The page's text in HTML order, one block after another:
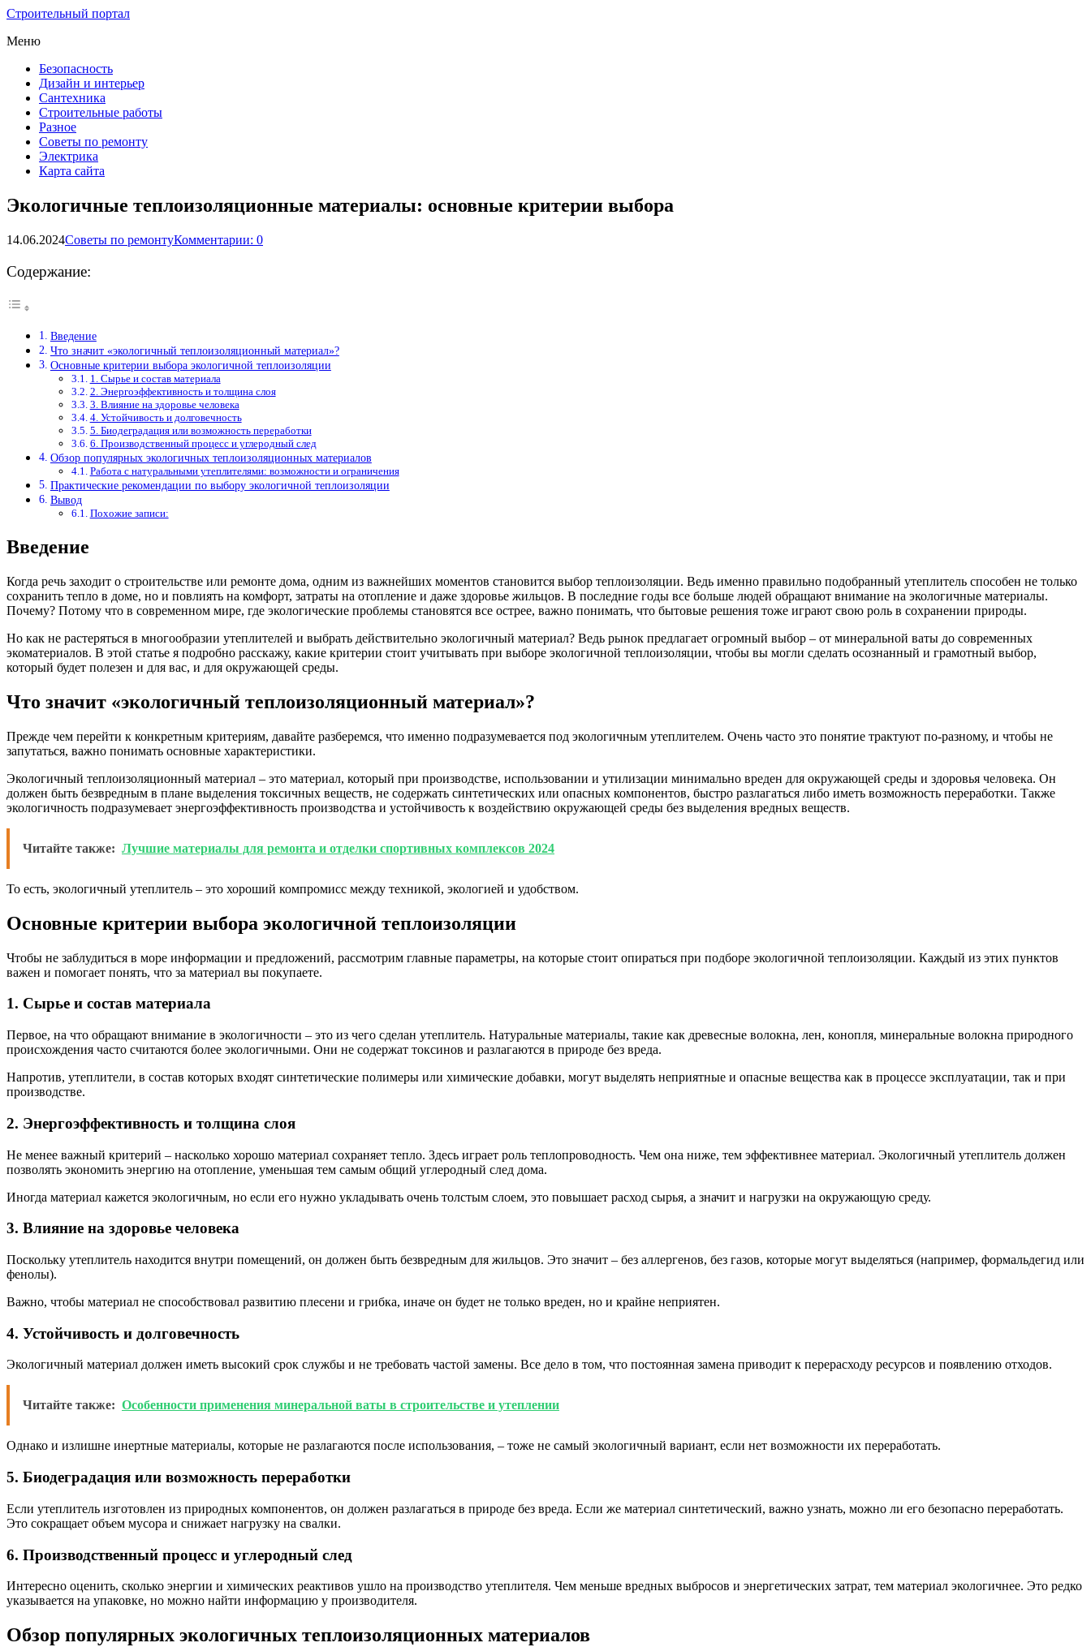
Строительный портал
Меню
Безопасность
Дизайн и интерьер
Сантехника
Строительные работы
Разное
Советы по ремонту
Электрика
Карта сайта
Экологичные теплоизоляционные материалы: основные критерии выбора
14.06.2024Советы по ремонтуКомментарии: 0
Содержание:
Введение
Что значит «экологичный теплоизоляционный материал»?
Основные критерии выбора экологичной теплоизоляции
1. Сырье и состав материала
2. Энергоэффективность и толщина слоя
3. Влияние на здоровье человека
4. Устойчивость и долговечность
5. Биодеградация или возможность переработки
6. Производственный процесс и углеродный след
Обзор популярных экологичных теплоизоляционных материалов
Работа с натуральными утеплителями: возможности и ограничения
Практические рекомендации по выбору экологичной теплоизоляции
Вывод
Похожие записи:
Введение
Когда речь заходит о строительстве или ремонте дома, одним из важнейших моментов становится выбор теплоизоляции. Ведь именно правильно подобранный утеплитель способен не только
сохранить тепло в доме, но и повлиять на комфорт, затраты на отопление и даже здоровье жильцов. В последние годы все больше людей обращают внимание на экологичные материалы.
Почему? Потому что в современном мире, где экологические проблемы становятся все острее, важно понимать, что бытовые решения тоже играют свою роль в сохранении природы.
Но как не растеряться в многообразии утеплителей и выбрать действительно экологичный материал? Ведь рынок предлагает огромный выбор – от минеральной ваты до современных
экоматериалов. В этой статье я подробно расскажу, какие критерии стоит учитывать при выборе экологичной теплоизоляции, чтобы вы могли сделать осознанный и грамотный выбор,
который будет полезен и для вас, и для окружающей среды.
Что значит «экологичный теплоизоляционный материал»?
Прежде чем перейти к конкретным критериям, давайте разберемся, что именно подразумевается под экологичным утеплителем. Очень часто это понятие трактуют по-разному, и чтобы не
запутаться, важно понимать основные характеристики.
Экологичный теплоизоляционный материал – это материал, который при производстве, использовании и утилизации минимально вреден для окружающей среды и здоровья человека. Он
должен быть безвредным в плане выделения токсичных веществ, не содержать синтетических или опасных компонентов, быстро разлагаться либо иметь возможность переработки. Также
экологичность подразумевает энергоэффективность производства и устойчивость к воздействию окружающей среды без выделения вредных веществ.
Читайте также: Лучшие материалы для ремонта и отделки спортивных комплексов 2024
То есть, экологичный утеплитель – это хороший компромисс между техникой, экологией и удобством.
Основные критерии выбора экологичной теплоизоляции
Чтобы не заблудиться в море информации и предложений, рассмотрим главные параметры, на которые стоит опираться при подборе экологичной теплоизоляции. Каждый из этих пунктов
важен и помогает понять, что за материал вы покупаете.
1. Сырье и состав материала
Первое, на что обращают внимание в экологичности – это из чего сделан утеплитель. Натуральные материалы, такие как древесные волокна, лен, конопля, минеральные волокна природного
происхождения часто считаются более экологичными. Они не содержат токсинов и разлагаются в природе без вреда.
Напротив, утеплители, в состав которых входят синтетические полимеры или химические добавки, могут выделять неприятные и опасные вещества как в процессе эксплуатации, так и при
производстве.
2. Энергоэффективность и толщина слоя
Не менее важный критерий – насколько хорошо материал сохраняет тепло. Здесь играет роль теплопроводность. Чем она ниже, тем эффективнее материал. Экологичный утеплитель должен
позволять экономить энергию на отопление, уменьшая тем самым общий углеродный след дома.
Иногда материал кажется экологичным, но если его нужно укладывать очень толстым слоем, это повышает расход сырья, а значит и нагрузки на окружающую среду.
3. Влияние на здоровье человека
Поскольку утеплитель находится внутри помещений, он должен быть безвредным для жильцов. Это значит – без аллергенов, без газов, которые могут выделяться (например, формальдегид или
фенолы).
Важно, чтобы материал не способствовал развитию плесени и грибка, иначе он будет не только вреден, но и крайне неприятен.
4. Устойчивость и долговечность
Экологичный материал должен иметь высокий срок службы и не требовать частой замены. Все дело в том, что постоянная замена приводит к перерасходу ресурсов и появлению отходов.
Читайте также: Особенности применения минеральной ваты в строительстве и утеплении
Однако и излишне инертные материалы, которые не разлагаются после использования, – тоже не самый экологичный вариант, если нет возможности их переработать.
5. Биодеградация или возможность переработки
Если утеплитель изготовлен из природных компонентов, он должен разлагаться в природе без вреда. Если же материал синтетический, важно узнать, можно ли его безопасно переработать.
Это сокращает объем мусора и снижает нагрузку на свалки.
6. Производственный процесс и углеродный след
Интересно оценить, сколько энергии и химических реактивов ушло на производство утеплителя. Чем меньше вредных выбросов и энергетических затрат, тем материал экологичнее. Это редко
указывается на упаковке, но можно найти информацию у производителя.
Обзор популярных экологичных теплоизоляционных материалов